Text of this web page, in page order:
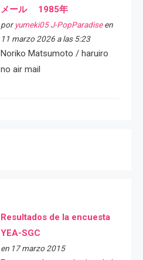
メール 1985年
por yumeki05 J-PopParadiseen
11 marzo 2026 a las 5:23
Noriko Matsumoto / haruiro
no air mail
Resultados de la encuesta
YEA-SGC
en 17 marzo 2015